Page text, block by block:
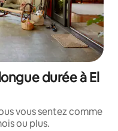
durée à El
vous sentez comme
ou plus.